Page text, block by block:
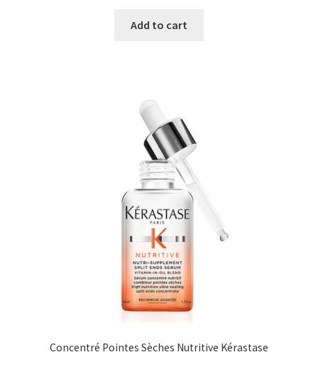
Add to cart
Concentré Pointes Sèches Nutritive Kérastase